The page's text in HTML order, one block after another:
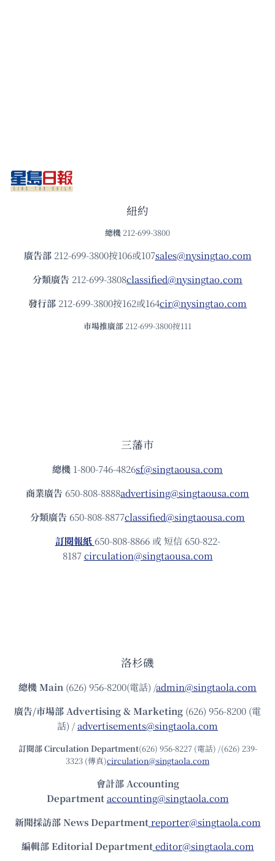
紐約
總機 212-699-3800
廣告部212-699-3800按106或107sales@nysingtao.com
分類廣告 212-699-3808classified@nysingtao.com
發⾏部 212-699-3800按162或164cir@nysingtao.com
市場推廣部 212-699-3800按111
三藩市
總機 1-800-746-4826sf@singtaousa.com
商業廣告 650-808-8888advertising@singtaousa.com
分類廣告 650-808-8877classified@singtaousa.com
訂閱報紙 650-808-8866 或 短信 650-822-
8187circulation@singtaousa.com
洛杉磯
總機Main (626) 956-8200(電話) /admin@singtaola.com
廣告/市場部Advertising & Marketing (626) 956-8200 (電
話) /advertisements@singtaola.com
訂閱部 Circulation Department(626) 956-8227 (電話) /(626) 239-
3323 (傳真)circulation@singtaola.com
會計部 Accounting
Department accounting@singtaola.com
新聞採訪部 News Department reporter@singtaola.com
編輯部 Editorial Department editor@singtaola.com